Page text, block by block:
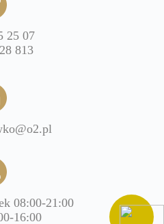
25 07
813
08:00-21:00
16:00